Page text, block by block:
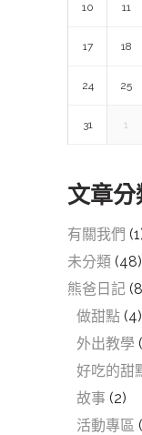
10 11
17 18
24 25
31 1
文章分
有關我們
未分類 (48)
熊爸日記
做甜點 (4)
外出教學
好吃的甜
故事 (2)
活動專區